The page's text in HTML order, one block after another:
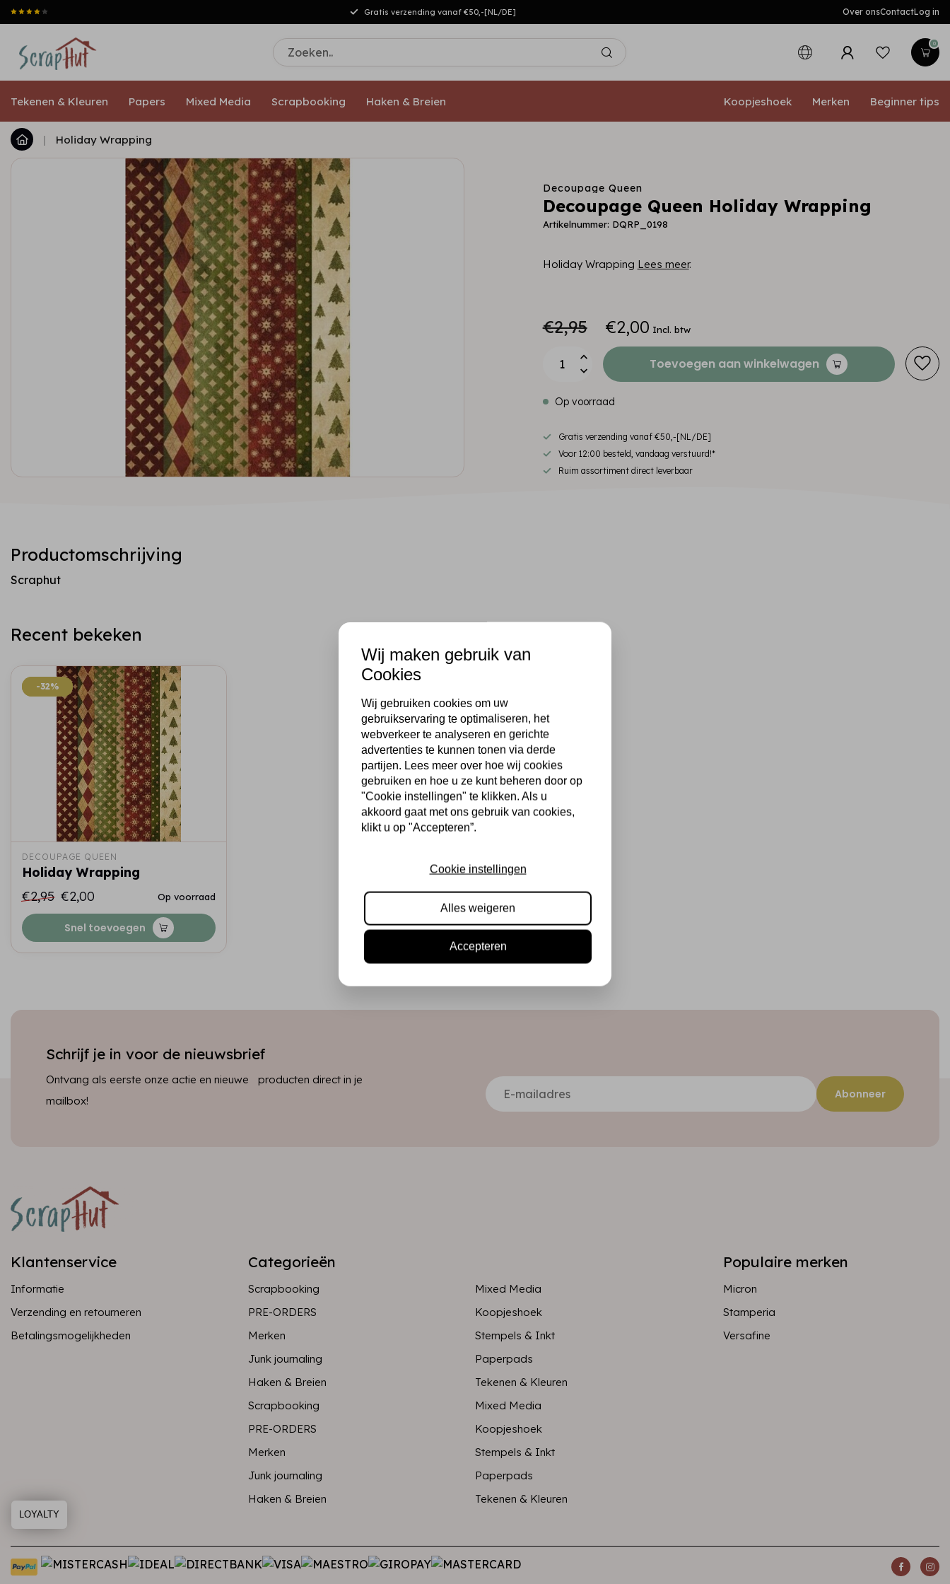
Gratis verzending vanaf €50,-[NL/DE] Over onsContactLog in
0
Tekenen & Kleuren Papers Mixed Media Scrapbooking Haken & Breien Koopjeshoek Merken Beginner tips
| Holiday Wrapping
Decoupage Queen
Decoupage Queen Holiday Wrapping
Artikelnummer: DQRP_0198
Holiday Wrapping Lees meer.
€2,95 €2,00 Incl. btw
Toevoegen aan winkelwagen
Op voorraad
Gratis verzending vanaf €50,-[NL/DE]
Voor 12:00 besteld, vandaag verstuurd!*
Ruim assortiment direct leverbaar
Productomschrijving
Scraphut
Recent bekeken
-32%
-32%
DECOUPAGE QUEEN
Holiday Wrapping
€2,95 €2,00 Op voorraad
Snel toevoegen
Schrijf je in voor de nieuwsbrief
Ontvang als eerste onze actie en nieuwe producten direct in je
mailbox!
Abonneer
Klantenservice
Informatie
Verzending en retourneren
Betalingsmogelijkheden
Categorieën
Scrapbooking
Mixed Media
PRE-ORDERS
Koopjeshoek
Merken
Stempels & Inkt
Junk journaling
Paperpads
Haken & Breien
Tekenen & Kleuren
Scrapbooking
Mixed Media
PRE-ORDERS
Koopjeshoek
Merken
Stempels & Inkt
Junk journaling
Paperpads
Haken & Breien
Tekenen & Kleuren
Populaire merken
Micron
Stamperia
Versafine
Wij maken gebruik van
Cookies
Wij gebruiken cookies om uw
gebruikservaring te optimaliseren, het
webverkeer te analyseren en gerichte
advertenties te kunnen tonen via derde
partijen. Lees meer over hoe wij cookies
gebruiken en hoe u ze kunt beheren door op
"Cookie instellingen" te klikken. Als u
akkoord gaat met ons gebruik van cookies,
klikt u op "Accepteren”.
Cookie instellingen
Alles weigeren
Accepteren
LOYALTY